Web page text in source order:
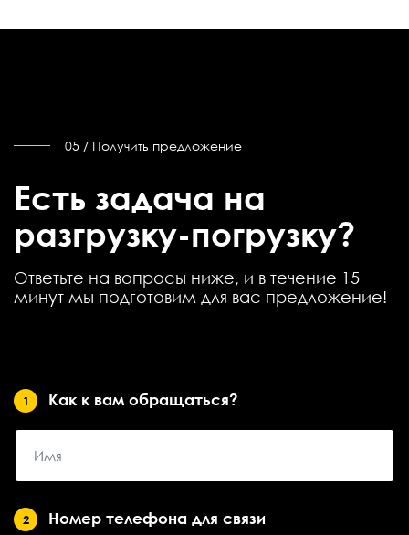
05 / Получить предложение
Есть задача на
разгрузку-погрузку?
Ответьте на вопросы ниже, и в течение 15
минут мы подготовим для вас предложение!
1 Как к вам обращаться?
2 Номер телефона для связи